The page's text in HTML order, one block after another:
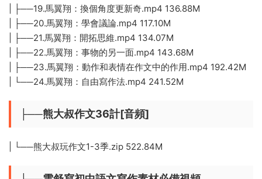
| ├──19.馬翼翔：換個角度更新奇.mp4 136.88M
| ├──20.馬翼翔：學會議論.mp4 117.10M
| ├──21.馬翼翔：開拓思維.mp4 134.07M
| ├──22.馬翼翔：事物的另一面.mp4 143.68M
| ├──23.馬翼翔：動作和表情在作文中的作用.mp4 192.42M
| └──24.馬翼翔：自由寫作法.mp4 241.52M
├──熊大叔作文36計[音頻]
| └──熊大叔玩作文1-3季.zip 522.84M